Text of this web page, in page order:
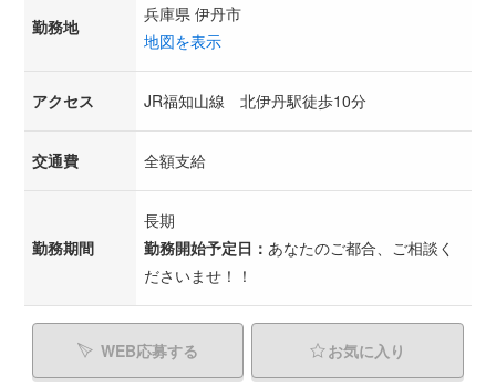
勤務地
兵庫県 伊丹市
地図を表示
アクセス JR福知山線 北伊丹駅徒歩10分
交通費 全額支給
勤務期間
長期
勤務開始予定日： あなたのご都合、ご相談く
ださいませ！！
WEB応募する お気に入り